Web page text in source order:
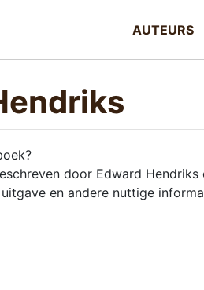
AUTEURS
door Edward
en andere nuttige